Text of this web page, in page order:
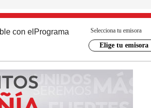
con el Programa Selecciona tu emisora
Elige tu emisora